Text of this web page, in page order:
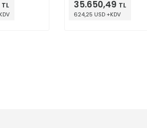
TL 35.650,49 TL
624,25 USD +KDV